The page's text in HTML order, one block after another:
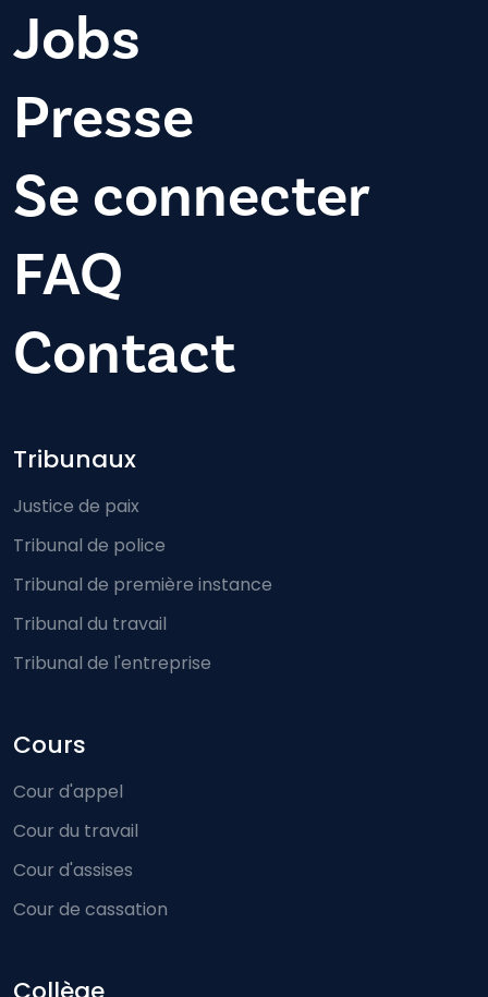
Jobs
Presse
Se connecter
FAQ
Contact
Footer-menu
Tribunaux
Justice de paix
Tribunal de police
Tribunal de première instance
Tribunal du travail
Tribunal de l'entreprise
Cours
Cour d'appel
Cour du travail
Cour d'assises
Cour de cassation